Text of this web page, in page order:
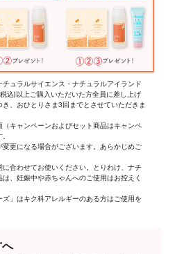
ュラルサイエンス・ナチュラルアイランド
込)以上ご購入いただいた方全員に差し上げ
、おひとりさま3回までとさせていただきま
キャンペーンおよびセット商品はキャンペ
更になる場合がございます。あらかじめご
合わせてお使いください。とりわけ、ナチ
、妊娠中や赤ちゃんへのご使用はお控えく
」はキク科アレルギーのある方はご使用を